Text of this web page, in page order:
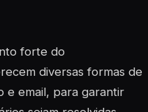
forte do
diversas formas de
e email, para garantir